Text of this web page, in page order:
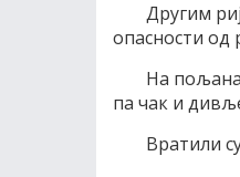
Другим
опасности од
На
па чак и
Вратили